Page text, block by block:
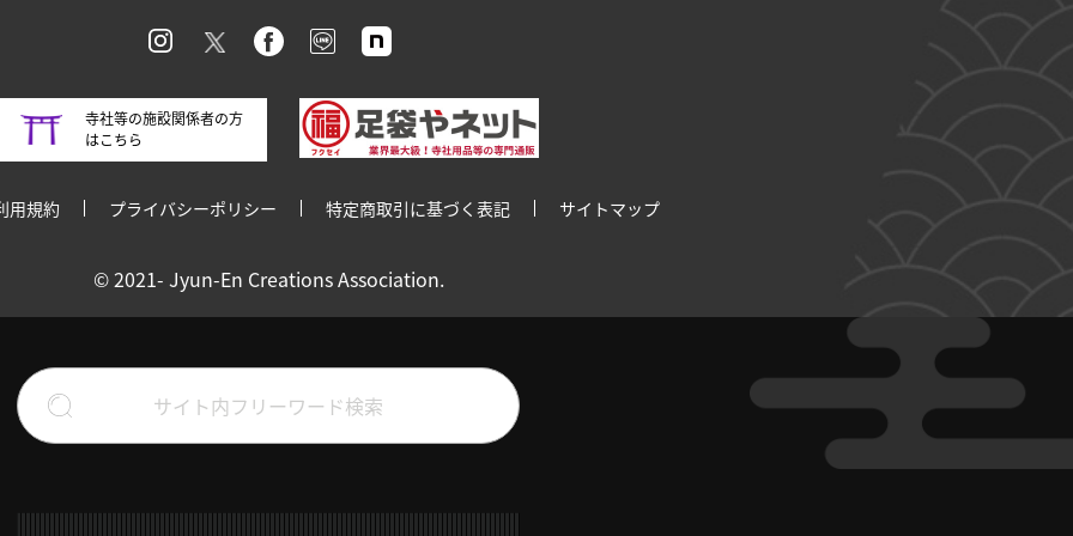
寺社等の施設関係者の方
はこちら
用規約 プライバシーポリシー 特定商取引に基づく表記 サイトマップ
© 2021- Jyun-En Creations Association.